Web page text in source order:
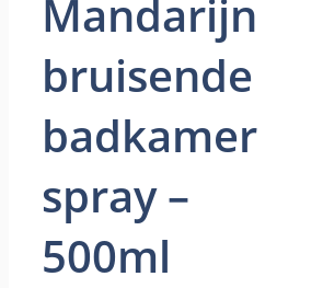
Mandarijn
bruisende
badkamer
spray –
500ml